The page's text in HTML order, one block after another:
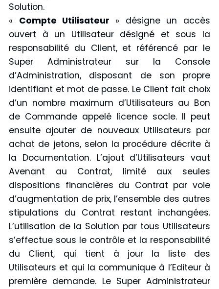
Solution.
« Compte Utilisateur » désigne un accès
ouvert à un Utilisateur désigné et sous la
responsabilité du Client, et référencé par le
Super Administrateur sur la Console
d’Administration, disposant de son propre
identifiant et mot de passe. Le Client fait choix
d’un nombre maximum d’Utilisateurs au Bon
de Commande appelé licence socle. Il peut
ensuite ajouter de nouveaux Utilisateurs par
achat de jetons, selon la procédure décrite à
la Documentation. L’ajout d’Utilisateurs vaut
Avenant au Contrat, limité aux seules
dispositions financières du Contrat par voie
d’augmentation de prix, l’ensemble des autres
stipulations du Contrat restant inchangées.
L’utilisation de la Solution par tous Utilisateurs
s’effectue sous le contrôle et la responsabilité
du Client, qui tient à jour la liste des
Utilisateurs et qui la communique à l’Editeur à
première demande. Le Super Administrateur